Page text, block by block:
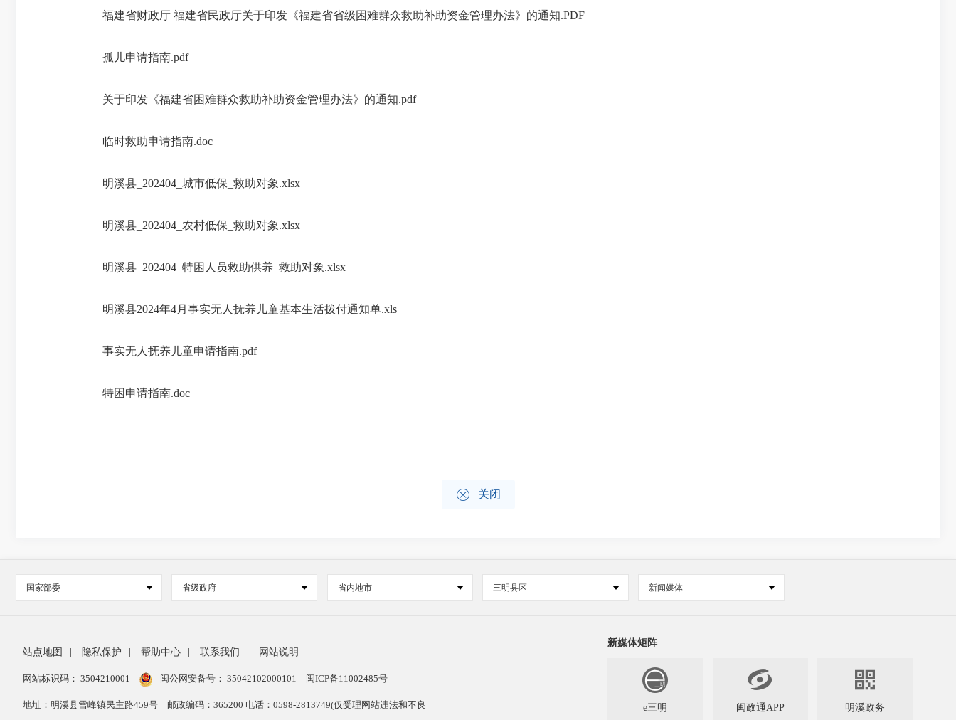
福建省财政厅 福建省民政厅关于印发《福建省省级困难群众救助补助资金管理办法》的通知.PDF
孤儿申请指南.pdf
关于印发《福建省困难群众救助补助资金管理办法》的通知.pdf
临时救助申请指南.doc
明溪县_202404_城市低保_救助对象.xlsx
明溪县_202404_农村低保_救助对象.xlsx
明溪县_202404_特困人员救助供养_救助对象.xlsx
明溪县2024年4月事实无人抚养儿童基本生活拨付通知单.xls
事实无人抚养儿童申请指南.pdf
特困申请指南.doc
 关闭
国家部委 省级政府 省内地市 三明县区 新闻媒体
站点地图 隐私保护 帮助中心 联系我们 网站说明
网站标识码： 3504210001 闽公网安备号： 35042102000101 闽ICP备11002485号
地址：明溪县雪峰镇民主路459号 邮政编码：365200 电话：0598-2813749(仅受理网站违法和不良
新媒体矩阵
e三明

闽政通APP

明溪政务